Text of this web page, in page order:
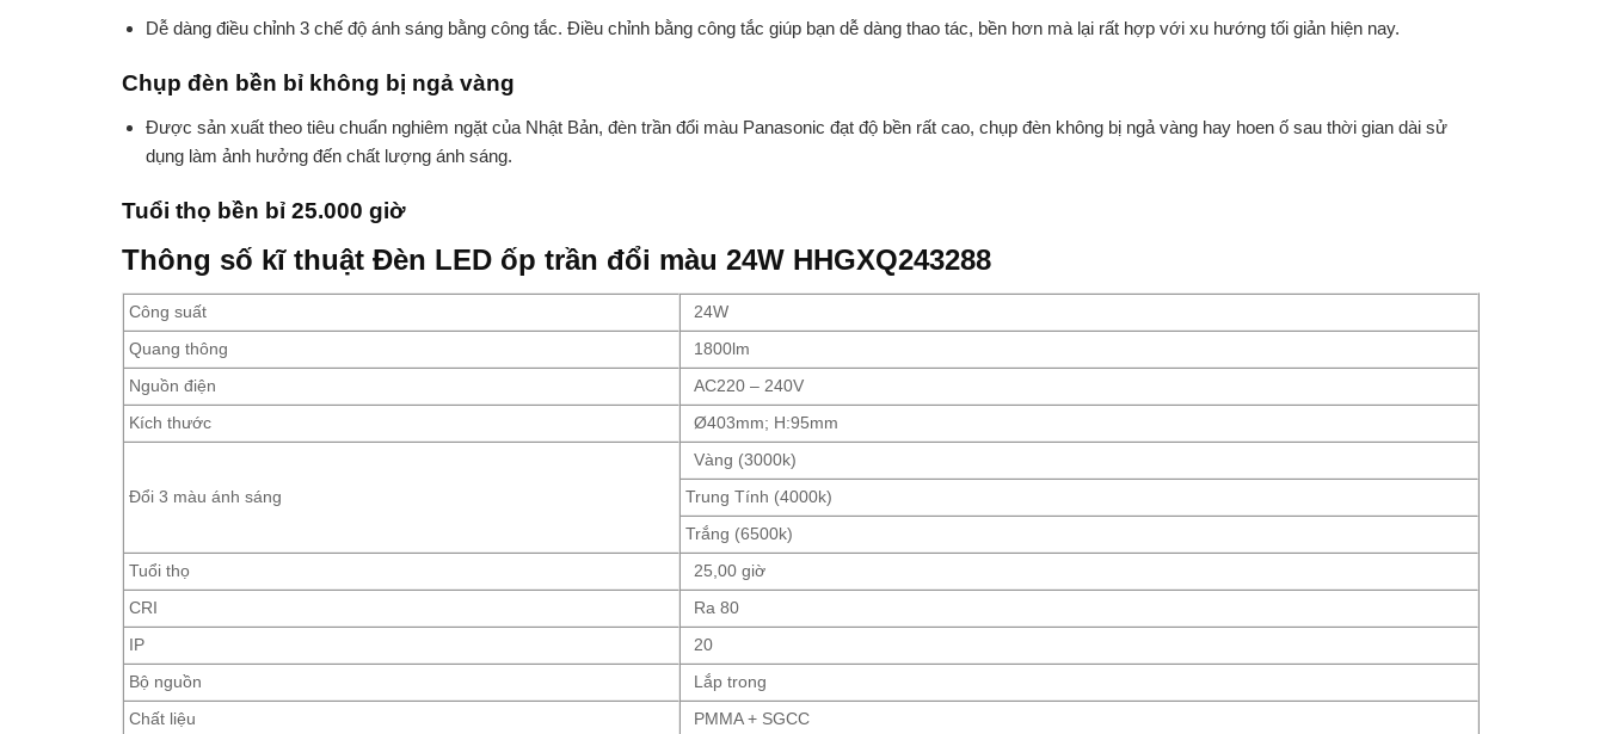
Dễ dàng điều chỉnh 3 chế độ ánh sáng bằng công tắc. Điều chỉnh bằng công tắc giúp bạn dễ dàng thao tác, bền hơn mà lại rất hợp với xu hướng tối giản hiện nay.
Chụp đèn bền bỉ không bị ngả vàng
Được sản xuất theo tiêu chuẩn nghiêm ngặt của Nhật Bản, đèn trần đổi màu Panasonic đạt độ bền rất cao, chụp đèn không bị ngả vàng hay hoen ố sau thời gian dài sử
dụng làm ảnh hưởng đến chất lượng ánh sáng.
Tuổi thọ bền bỉ 25.000 giờ
Thông số kĩ thuật Đèn LED ốp trần đổi màu 24W HHGXQ243288
Công suất 24W
Quang thông 1800lm
Nguồn điện AC220 – 240V
Kích thước Ø403mm; H:95mm
Đổi 3 màu ánh sáng
Vàng (3000k)
Trung Tính (4000k)
Trắng (6500k)
Tuổi thọ 25,00 giờ
CRI Ra 80
IP 20
Bộ nguồn Lắp trong
Chất liệu PMMA + SGCC